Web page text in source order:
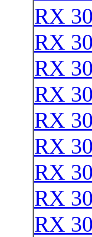
RX
RX
RX
RX
RX
RX
RX
RX
RX